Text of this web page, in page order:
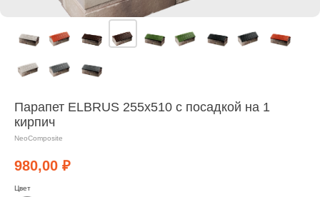
Парапет ELBRUS 255х510 с посадкой на 1
кирпич
NeoComposite
980,00 ₽
Цвет